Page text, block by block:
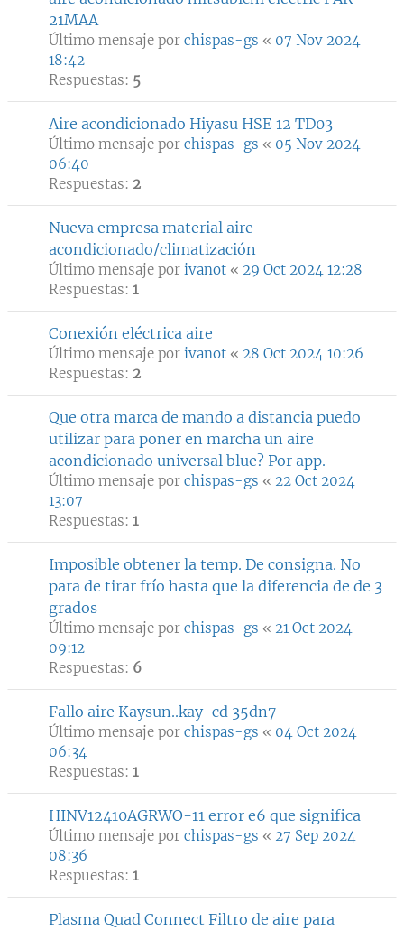
21MAA
Último mensaje por chispas-gs « 07 Nov 2024
18:42
Respuestas: 5
Aire acondicionado Hiyasu HSE 12 TD03
Último mensaje por chispas-gs « 05 Nov 2024
06:40
Respuestas: 2
Nueva empresa material aire
acondicionado/climatización
Último mensaje por ivanot « 29 Oct 2024 12:28
Respuestas: 1
Conexión eléctrica aire
Último mensaje por ivanot « 28 Oct 2024 10:26
Respuestas: 2
Que otra marca de mando a distancia puedo
utilizar para poner en marcha un aire
acondicionado universal blue? Por app.
Último mensaje por chispas-gs « 22 Oct 2024
13:07
Respuestas: 1
Imposible obtener la temp. De consigna. No
para de tirar frío hasta que la diferencia de de 3
grados
Último mensaje por chispas-gs « 21 Oct 2024
09:12
Respuestas: 6
Fallo aire Kaysun..kay-cd 35dn7
Último mensaje por chispas-gs « 04 Oct 2024
06:34
Respuestas: 1
HINV12410AGRWO-11 error e6 que significa
Último mensaje por chispas-gs « 27 Sep 2024
08:36
Respuestas: 1
Plasma Quad Connect Filtro de aire para